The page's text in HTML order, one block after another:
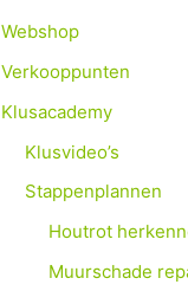
Webshop
Verkooppunten
Klusacademy
Klusvideo’s
Stappenplannen
Houtrot
Muurschade